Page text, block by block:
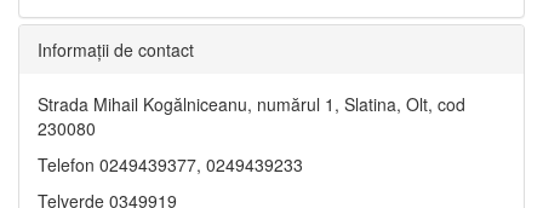
Informaţii de contact
Strada Mihail Kogălniceanu, numărul 1, Slatina, Olt, cod
230080
Telefon 0249439377, 0249439233
Telverde 0349919